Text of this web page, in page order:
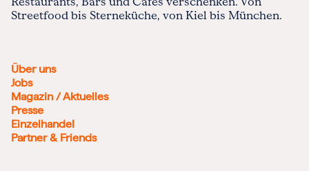
Streetfood bis Sterneküche, von Kiel bis München.
Über uns
Jobs
Magazin / Aktuelles
Presse
Einzelhandel
Partner & Friends